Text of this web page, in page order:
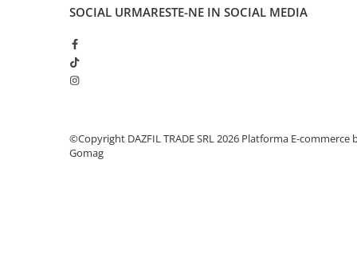
SOCIAL URMARESTE-NE IN SOCIAL MEDIA
©Copyright DAZFIL TRADE SRL 2026 Platforma E-commerce
Gomag